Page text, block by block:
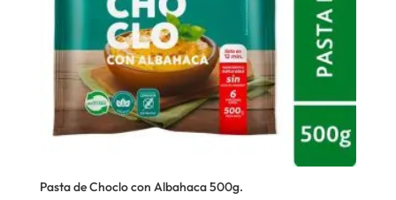
Pasta de Choclo con Albahaca 500g.